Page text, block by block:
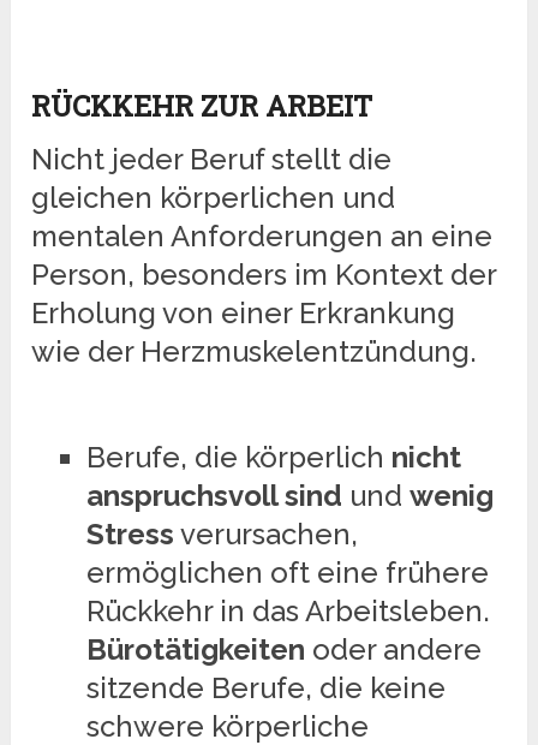
RÜCKKEHR ZUR ARBEIT
Nicht jeder Beruf stellt die
gleichen körperlichen und
mentalen Anforderungen an eine
Person, besonders im Kontext der
Erholung von einer Erkrankung
wie der Herzmuskelentzündung.
Berufe, die körperlich nicht
anspruchsvoll sind und wenig
Stress verursachen,
ermöglichen oft eine frühere
Rückkehr in das Arbeitsleben.
Bürotätigkeiten oder andere
sitzende Berufe, die keine
schwere körperliche